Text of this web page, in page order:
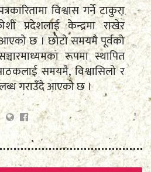
विश्वास गर्ने टाकुरा
प्रदेशलाई केन्द्रमा राखेर
आएको छ । छोटो समयमै पूर्वको
रूपमा स्थापित
समयमै, विश्वासिलो र
गराउँदै आएको छ ।